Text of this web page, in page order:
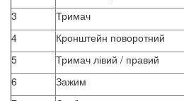
3
Тримач
4
Кронштейн поворотний
5
Тримач лівий / правий
6
Зажим